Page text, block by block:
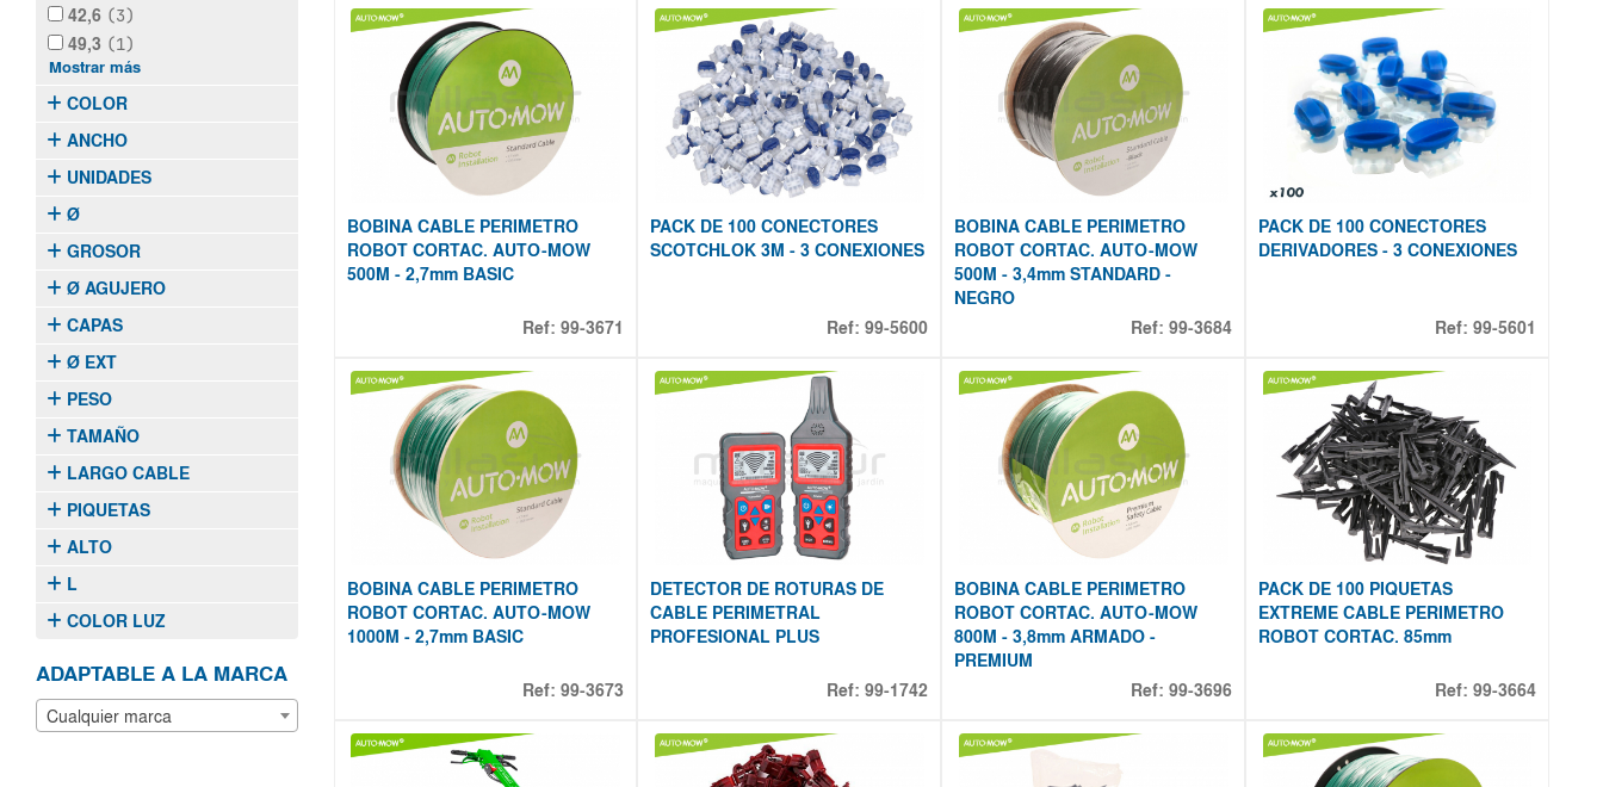
42,6 (3)
49,3 (1)
Mostrar más
COLOR
ANCHO
UNIDADES
Ø
GROSOR
Ø AGUJERO
CAPAS
Ø EXT
PESO
TAMAÑO
LARGO CABLE
PIQUETAS
ALTO
L
COLOR LUZ
ADAPTABLE A LA MARCA
Cualquier marca
BOBINA CABLE PERIMETRO
ROBOT CORTAC. AUTO-MOW
500M - 2,7mm BASIC
Ref:99-3671
PACK DE 100 CONECTORES
SCOTCHLOK 3M - 3 CONEXIONES
Ref:99-5600
BOBINA CABLE PERIMETRO
ROBOT CORTAC. AUTO-MOW
500M - 3,4mm STANDARD -
NEGRO
Ref:99-3684
PACK DE 100 CONECTORES
DERIVADORES - 3 CONEXIONES
Ref: 99-5601
BOBINA CABLE PERIMETRO
ROBOT CORTAC. AUTO-MOW
1000M - 2,7mm BASIC
Ref:99-3673
DETECTOR DE ROTURAS DE
CABLE PERIMETRAL
PROFESIONAL PLUS
Ref:99-1742
BOBINA CABLE PERIMETRO
ROBOT CORTAC. AUTO-MOW
800M - 3,8mm ARMADO -
PREMIUM
Ref:99-3696
PACK DE 100 PIQUETAS
EXTREME CABLE PERIMETRO
ROBOT CORTAC. 85mm
Ref: 99-3664